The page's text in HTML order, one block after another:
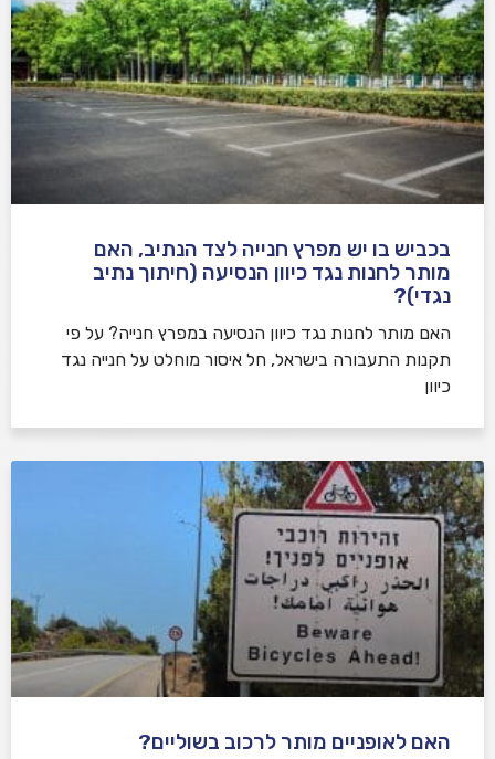
בכביש בו יש מפרץ חנייה לצד הנתיב, האם
מותר לחנות נגד כיוון הנסיעה (חיתוך נתיב
נגדי)?
האם מותר לחנות נגד כיוון הנסיעה במפרץ חנייה? על פי
תקנות התעבורה בישראל, חל איסור מוחלט על חנייה נגד
כיוון
האם לאופניים מותר לרכוב בשוליים?